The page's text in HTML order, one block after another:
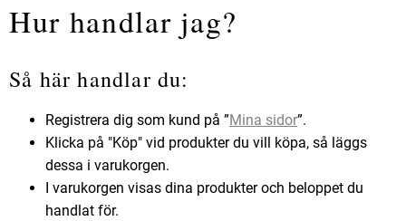
Hur handlar jag?
Så här handlar du:
Registrera dig som kund på ”Mina sidor”.
Klicka på "Köp" vid produkter du vill köpa, så läggs
dessa i varukorgen.
I varukorgen visas dina produkter och beloppet du
handlat för.